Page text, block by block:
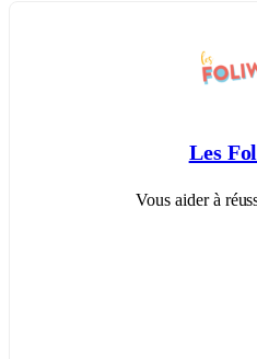
Les
Vous aider à